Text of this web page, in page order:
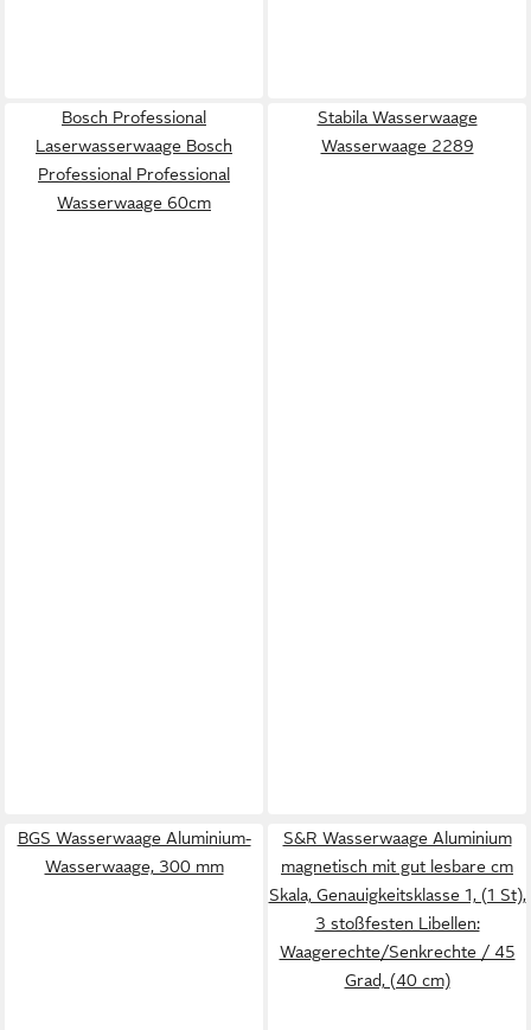
Bosch Professional
Laserwasserwaage Bosch
Professional Professional
Wasserwaage 60cm
Stabila Wasserwaage
Wasserwaage 2289
BGS Wasserwaage Aluminium-
Wasserwaage, 300 mm
S&R Wasserwaage Aluminium
magnetisch mit gut lesbare cm
Skala, Genauigkeitsklasse 1, (1 St),
3 stoßfesten Libellen:
Waagerechte/Senkrechte / 45
Grad, (40 cm)